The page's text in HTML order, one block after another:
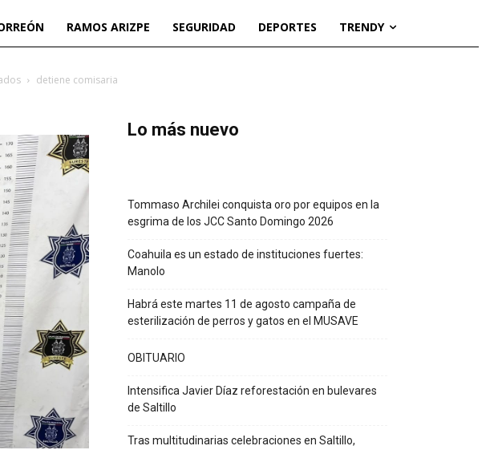
RAMOS ARIZPE SEGURIDAD DEPORTES TRENDY
detiene comisaria
Lo más nuevo
Tommaso Archilei conquista oro por equipos en la
esgrima de los JCC Santo Domingo 2026
Coahuila es un estado de instituciones fuertes:
Manolo
Habrá este martes 11 de agosto campaña de
esterilización de perros y gatos en el MUSAVE
OBITUARIO
Intensifica Javier Díaz reforestación en bulevares
de Saltillo
Tras multitudinarias celebraciones en Saltillo,